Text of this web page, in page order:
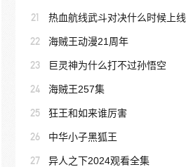
21 热血航线武斗对决什么时候上线
22 海贼王动漫21周年
23 巨灵神为什么打不过孙悟空
24 海贼王257集
25 狂王和如来谁厉害
26 中华小子黑狐王
27 异人之下2024观看全集